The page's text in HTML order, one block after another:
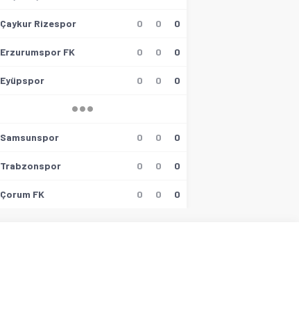
Çaykur Rizespor 0 0 0
Erzurumspor FK 0 0 0
Eyüpspor 0 0 0
Samsunspor 0 0 0
Trabzonspor 0 0 0
Çorum FK 0 0 0